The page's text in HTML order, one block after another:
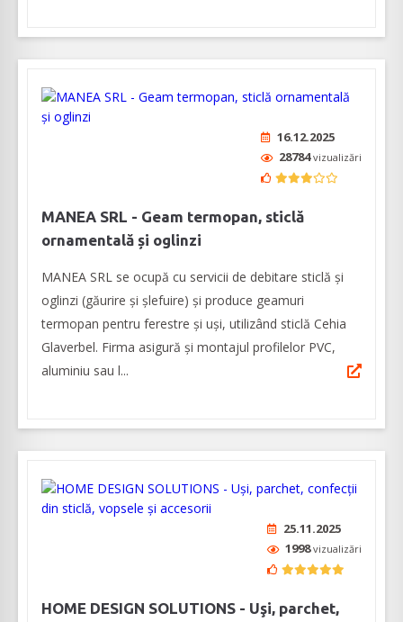
16.12.2025
28784vizualizări
MANEA SRL - Geam termopan, sticlă
ornamentală și oglinzi
MANEA SRL se ocupă cu servicii de debitare sticlă și
oglinzi (găurire și șlefuire) și produce geamuri
termopan pentru ferestre și uși, utilizând sticlă Cehia
Glaverbel. Firma asigură şi montajul profilelor PVC,
aluminiu sau l...
25.11.2025
1998vizualizări
HOME DESIGN SOLUTIONS - Uşi, parchet,